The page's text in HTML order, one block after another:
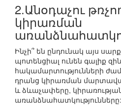
2.Անօդաչու
կիրառման
Ինչի՞ են ընդունակ այս
պոտենցիալ ունեն գալիք
հակամարտությունների
դրանց կիրառման
և ձևաչափերը,
առանձնահատկությունները: